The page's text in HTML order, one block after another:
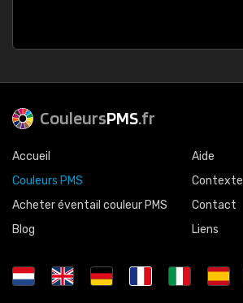
CouleursPMS.fr
Accueil
Couleurs PMS
Acheter éventail couleur PMS
Blog
Aide
Contexte
Contact
Liens